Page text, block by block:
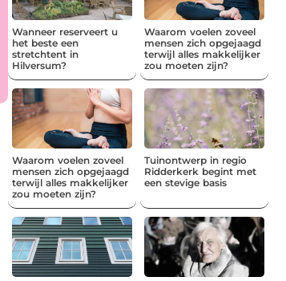
Wanneer reserveert u
het beste een
stretchtent in
Hilversum?
Waarom voelen zoveel
mensen zich opgejaagd
terwijl alles makkelijker
zou moeten zijn?
Waarom voelen zoveel
mensen zich opgejaagd
terwijl alles makkelijker
zou moeten zijn?
Tuinontwerp in regio
Ridderkerk begint met
een stevige basis